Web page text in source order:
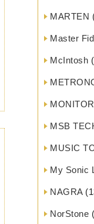
MARTEN
Master
McIntosh
MSB
MUSIC
My Sonic
NAGRA
NorStone